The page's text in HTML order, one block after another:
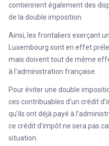
contiennent également des
de la double imposition.
Ainsi, les frontaliers exerçant
Luxembourg sont en effet
mais doivent tout de même
à l’administration française.
Pour éviter une double
ces contribuables d’un crédit
qu’ils ont déjà payé à
ce crédit d’impôt ne sera pas
situation.